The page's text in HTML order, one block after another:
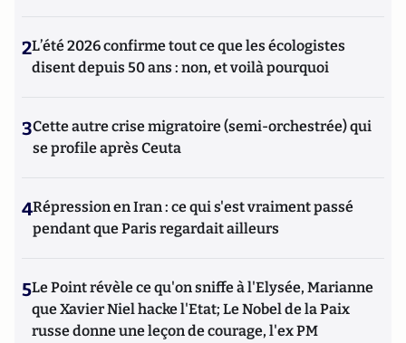
2L’été 2026 confirme tout ce que les écologistes
disent depuis 50 ans : non, et voilà pourquoi
3Cette autre crise migratoire (semi-orchestrée) qui
se profile après Ceuta
4Répression en Iran : ce qui s'est vraiment passé
pendant que Paris regardait ailleurs
5Le Point révèle ce qu'on sniffe à l'Elysée, Marianne
que Xavier Niel hacke l'Etat; Le Nobel de la Paix
russe donne une leçon de courage, l'ex PM